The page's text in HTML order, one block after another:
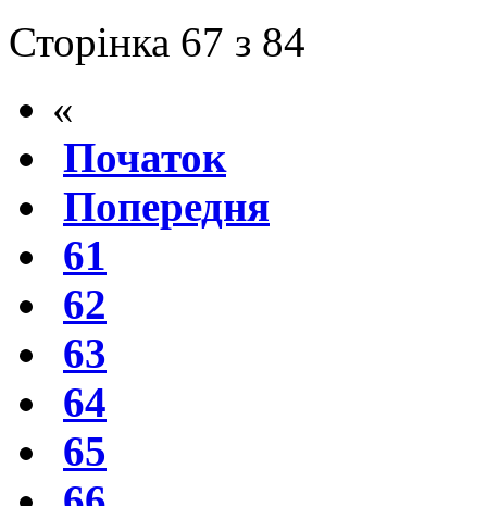
Сторінка 67 з 84
«
Початок
Попередня
61
62
63
64
65